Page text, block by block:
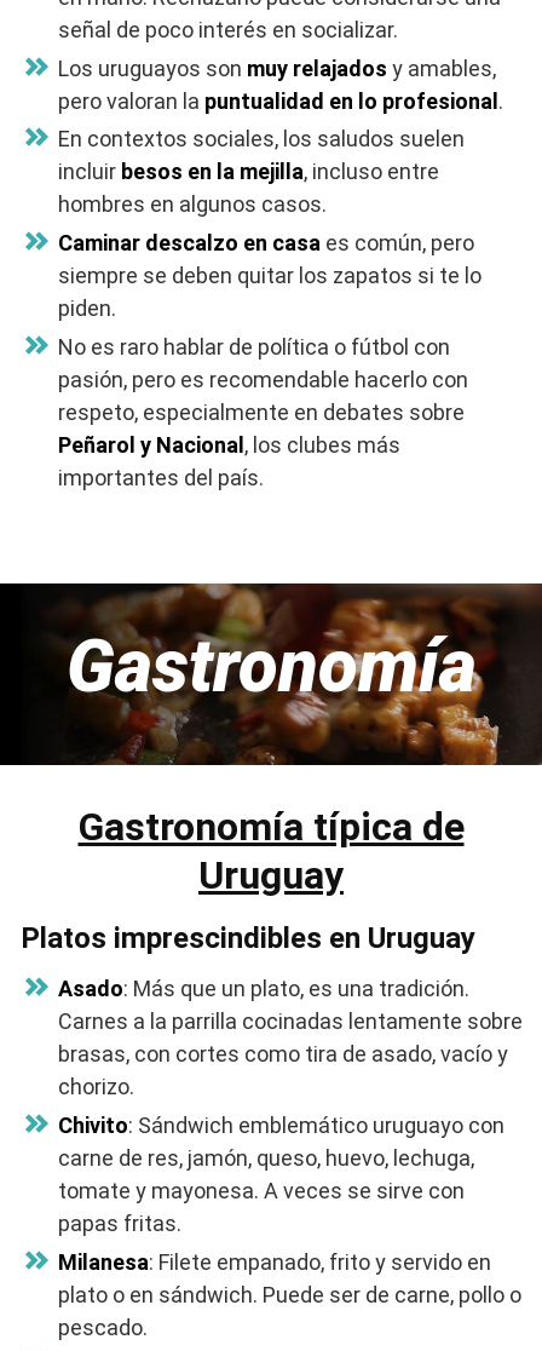
señal de poco interés en socializar.
Los uruguayos son muy relajados y amables,
pero valoran la puntualidad en lo profesional.
En contextos sociales, los saludos suelen
incluir besos en la mejilla, incluso entre
hombres en algunos casos.
Caminar descalzo en casa es común, pero
siempre se deben quitar los zapatos si te lo
piden.
No es raro hablar de política o fútbol con
pasión, pero es recomendable hacerlo con
respeto, especialmente en debates sobre
Peñarol y Nacional , los clubes más
importantes del país.
Gastronomía
Gastronomía típica de
Uruguay
Platos imprescindibles en Uruguay
Asado: Más que un plato, es una tradición.
Carnes a la parrilla cocinadas lentamente sobre
brasas, con cortes como tira de asado, vacío y
chorizo.
Chivito: Sándwich emblemático uruguayo con
carne de res, jamón, queso, huevo, lechuga,
tomate y mayonesa. A veces se sirve con
papas fritas.
Milanesa: Filete empanado, frito y servido en
plato o en sándwich. Puede ser de carne, pollo o
pescado.